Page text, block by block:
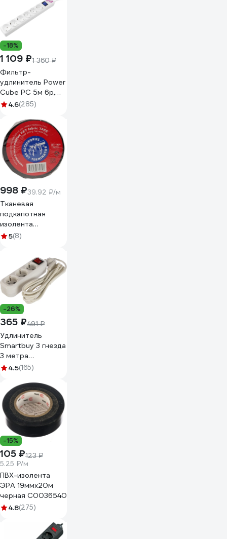
-18%
1 109 ₽1 360 ₽
Фильтр-
удлинитель Power
Cube PC 5м 6р,
бел. 16А/3,5кВт
4.6(285)
998 ₽39.92 ₽/м
Тканевая
подкапотная
изолента
Terminator Izt
0,25мм 2000832
5(8)
-26%
365 ₽491 ₽
Удлинитель
Smartbuy 3 гнезда
3 метра
16А/3,5кВт с выкл.
ПВС 3х1,0 SBE-16-
3-03-ZS
4.5(165)
-15%
105 ₽123 ₽
5.25 ₽/м
ПВХ-изолента
ЭРА 19ммх20м
черная C0036540
4.8(275)